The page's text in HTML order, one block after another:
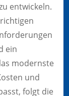
entwickeln.
ein
modernste
und
folgt die